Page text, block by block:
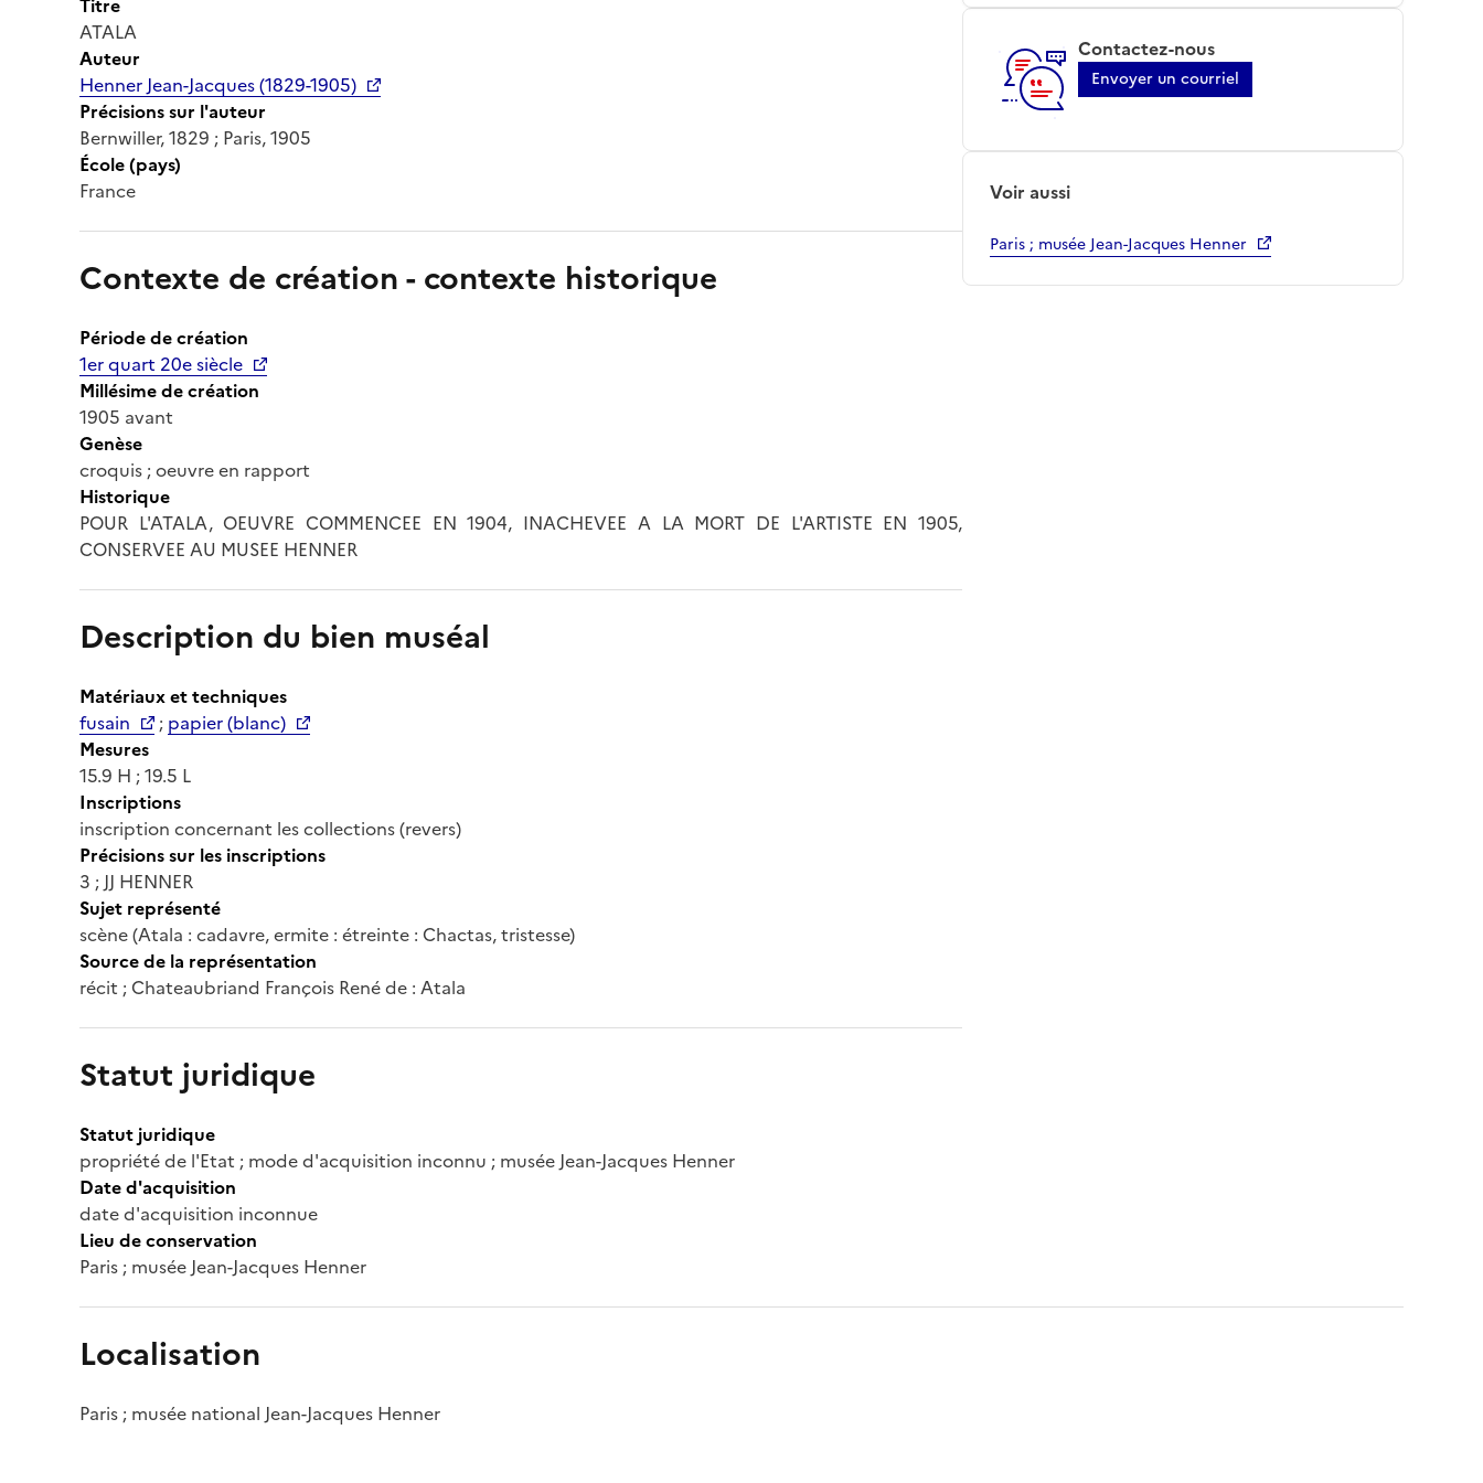
ATALA
Auteur
Henner Jean-Jacques (1829-1905)
Précisions sur l'auteur
Bernwiller, 1829 ; Paris, 1905
École (pays)
France
Contexte de création - contexte historique
Période de création
1er quart 20e siècle
Millésime de création
1905 avant
Genèse
croquis ; oeuvre en rapport
Historique
POUR L'ATALA, OEUVRE COMMENCEE EN 1904, INACHEVEE A LA MORT DE L'ARTISTE EN 1905,
CONSERVEE AU MUSEE HENNER
Description du bien muséal
Matériaux et techniques
fusain
; papier (blanc)
Mesures
15.9 H ; 19.5 L
Inscriptions
inscription concernant les collections (revers)
Précisions sur les inscriptions
3 ; JJ HENNER
Sujet représenté
scène (Atala : cadavre, ermite : étreinte : Chactas, tristesse)
Source de la représentation
récit ; Chateaubriand François René de : Atala
Statut juridique
Statut juridique
propriété de l'Etat ; mode d'acquisition inconnu ; musée Jean-Jacques Henner
Date d'acquisition
date d'acquisition inconnue
Lieu de conservation
Paris ; musée Jean-Jacques Henner
Contactez-nous
Envoyer un courriel
Voir aussi
Paris ; musée Jean-Jacques Henner
Localisation
Paris ; musée national Jean-Jacques Henner